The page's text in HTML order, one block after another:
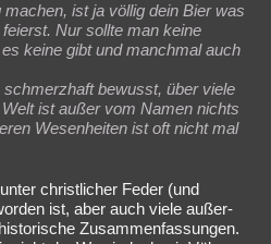
ist ja völlig dein Bier was
Nur sollte man keine
keine gibt und manchmal auch
bewusst, über viele
ist außer vom Namen nichts
Wesenheiten ist oft nicht mal
christlicher Feder (und
ist, aber auch viele außer-
Zusammenfassungen.